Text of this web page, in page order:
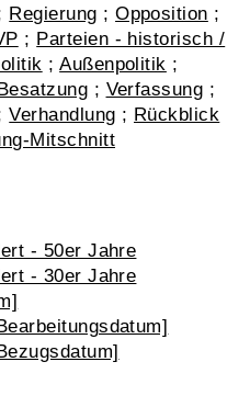
Regierung ;Opposition ;
; Parteien - historisch /
;Außenpolitik ;
; Verfassung ;
Verhandlung ; Rückblick
Mitschnitt
- 50er Jahre
- 30er Jahre